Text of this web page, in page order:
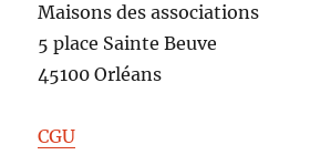
Maisons des associations
5 place Sainte Beuve
45100 Orléans
CGU